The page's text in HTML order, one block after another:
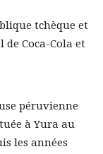
tchèque et
Coca-Cola et
péruvienne
à Yura au
les années